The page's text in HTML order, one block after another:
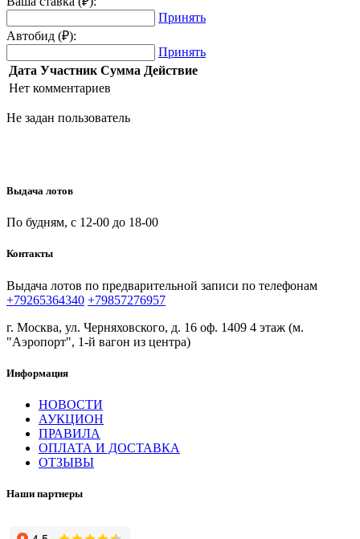
Принять
Автобид (₽):
Принять
Дата Участник Сумма Действие
Нет комментариев
Не задан пользователь
Выдача лотов
По будням, с 12-00 до 18-00
Контакты
Выдача лотов по предварительной записи по телефонам
+79265364340 +79857276957
г. Москва, ул. Черняховского, д. 16 оф. 1409 4 этаж (м.
"Аэропорт", 1-й вагон из центра)
Информация
НОВОСТИ
АУКЦИОН
ПРАВИЛА
ОПЛАТА И ДОСТАВКА
ОТЗЫВЫ
Наши партнеры